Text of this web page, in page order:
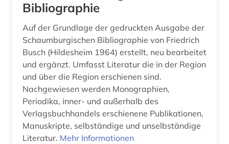
makedonien (1)
malediven (1)
manuskripte (1)
marburg <lahn> (1)
mecklenburg (1)
medienwissenschaft (8)
Bibliographie
Auf der Grundlage der gedruckten Ausgabe der
Schaumburgischen Bibliographie von Friedrich
Busch (Hildesheim 1964) erstellt, neu bearbeitet
und ergänzt. Umfasst Literatur die in der Region
und über die Region erschienen sind.
Nachgewiesen werden Monographien,
Periodika, inner- und außerhalb des
Verlagsbuchhandels erschienene Publikationen,
Manuskripte, selbständige und unselbständige
Literatur. Mehr Informationen